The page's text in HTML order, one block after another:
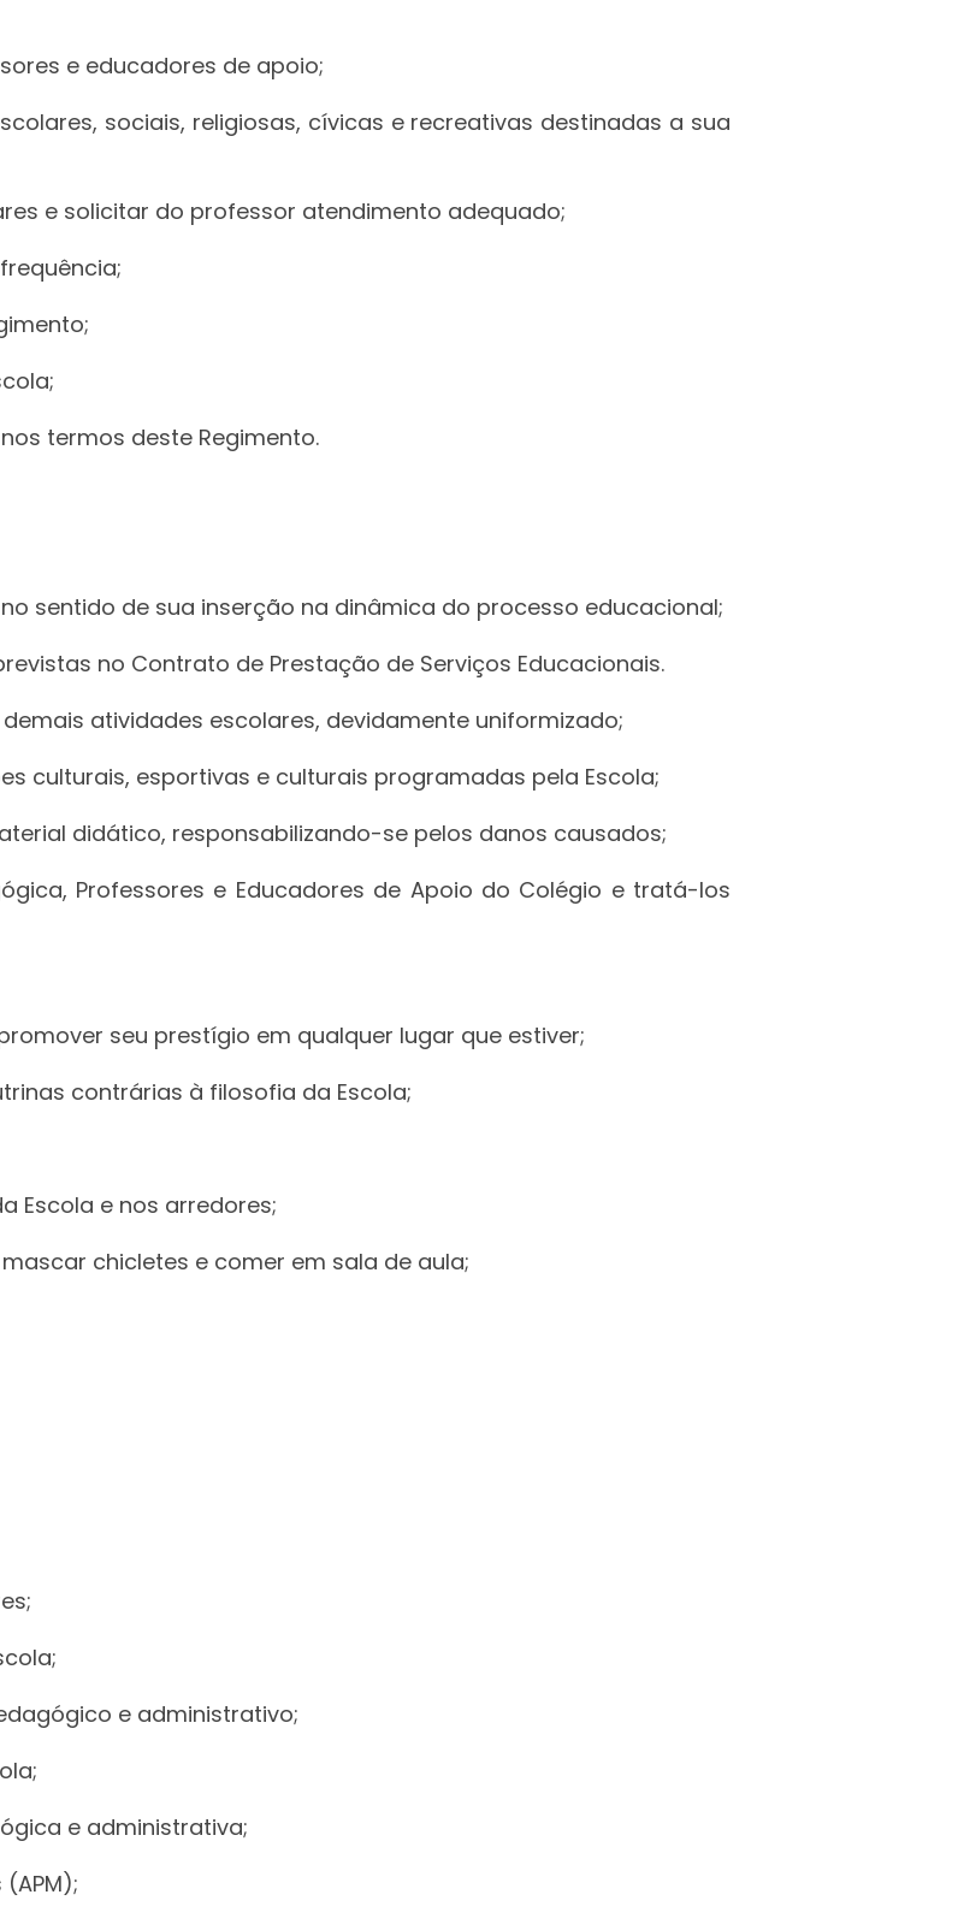
e educadores de apoio;
sociais, religiosas, cívicas e recreativas destinadas a sua
e solicitar do professor atendimento adequado;
termos deste Regimento.
sentido de sua inserção na dinâmica do processo educacional;
no Contrato de Prestação de Serviços Educacionais.
atividades escolares, devidamente uniformizado;
culturais, esportivas e culturais programadas pela Escola;
didático, responsabilizando-se pelos danos causados;
Professores e Educadores de Apoio do Colégio e tratá-los
seu prestígio em qualquer lugar que estiver;
contrárias à filosofia da Escola;
Escola e nos arredores;
chicletes e comer em sala de aula;
e administrativo;
e administrativa;